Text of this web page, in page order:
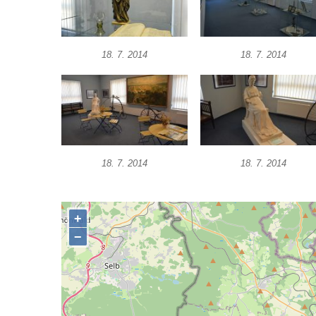
Vojenské muzeum Lešany
18. 7. 2014 18. 7. 2014
18. 7. 2014 18. 7. 2014